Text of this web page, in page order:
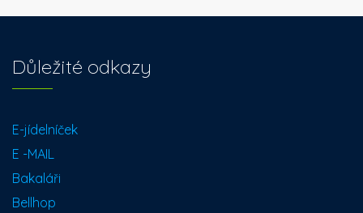
Důležité odkazy
E-jídelníček
E -MAIL
Bakaláři
Bellhop